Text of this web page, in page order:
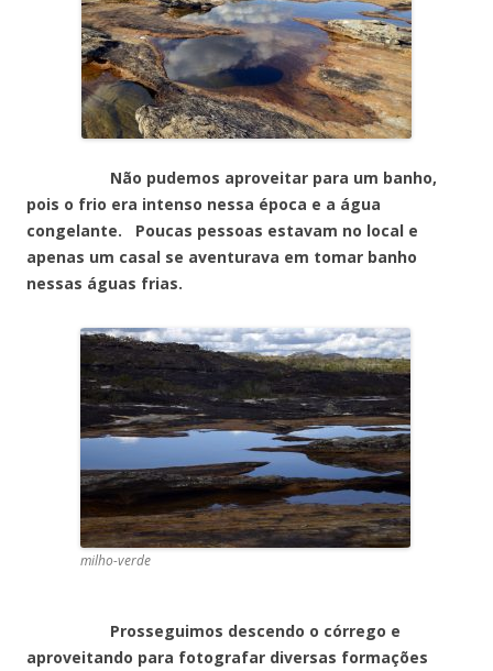
Não pudemos aproveitar para um banho,
pois o frio era intenso nessa época e a água
congelante. Poucas pessoas estavam no local e
apenas um casal se aventurava em tomar banho
nessas águas frias.
milho-verde
Prosseguimos descendo o córrego e
aproveitando para fotografar diversas formações